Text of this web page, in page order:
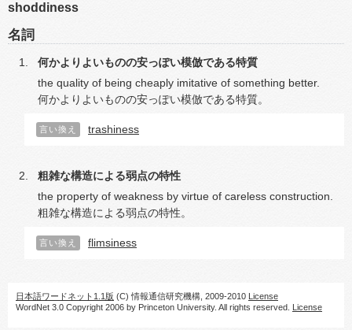
shoddiness
名詞
何かよりよいものの安っぽい模倣である特質
the quality of being cheaply imitative of something better.
何かよりよいものの安っぽい模倣である特質。
言い換え trashiness
粗雑な構造による弱点の特性
the property of weakness by virtue of careless construction.
粗雑な構造による弱点の特性。
言い換え flimsiness
日本語ワードネット1.1版 (C) 情報通信研究機構, 2009-2010 License
WordNet 3.0 Copyright 2006 by Princeton University. All rights reserved. License